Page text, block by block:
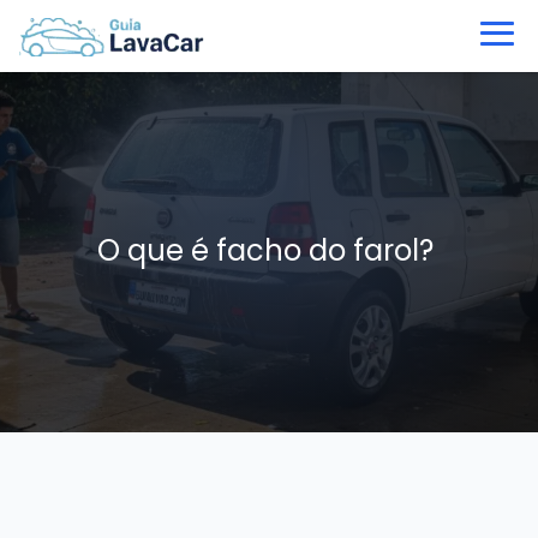
O que é facho do farol?